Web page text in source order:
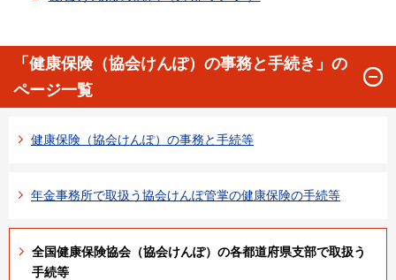
「健康保険（協会けんぽ）の事務と手続き」の
ページ一覧
健康保険（協会けんぽ）の事務と手続等
年金事務所で取扱う協会けんぽ管掌の健康保険の手続等
全国健康保険協会（協会けんぽ）の各都道府県支部で取扱う
手続等